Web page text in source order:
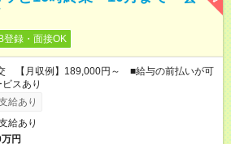
登録・面接OK
【月収例】189,000円～ ■給与の前払いが可
スあり
給あり
給あり
円